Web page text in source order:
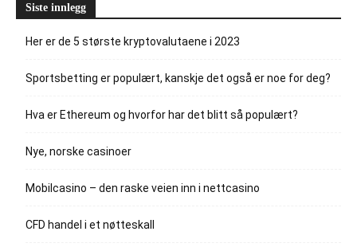
Siste innlegg
Her er de 5 største kryptovalutaene i 2023
Sportsbetting er populært, kanskje det også er noe for deg?
Hva er Ethereum og hvorfor har det blitt så populært?
Nye, norske casinoer
Mobilcasino – den raske veien inn i nettcasino
CFD handel i et nøtteskall